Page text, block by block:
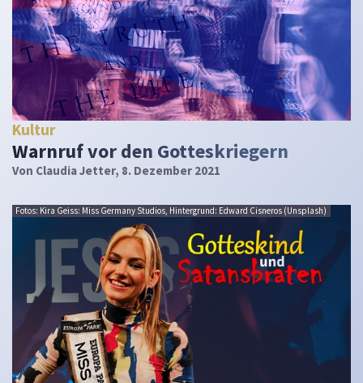
Kultur
Warnruf vor den Gotteskriegern
Von Claudia Jetter, 8. Dezember 2021
Fotos: Kira Geiss: Miss Germany Studios, Hintergrund: Edward Cisneros (Unsplash)